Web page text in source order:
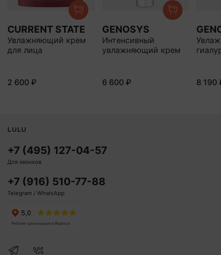
CURRENT STATE
Увлажняющий крем
для лица
2 600 ₽
GENOSYS
Интенсивный
увлажняющий крем
6 600 ₽ 8 190
+7 (495) 127-04-57
Для звонков
+7 (916) 510-77-88
Telegram / WhatsApp
LULU